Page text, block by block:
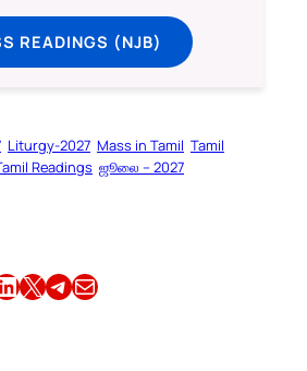
READINGS (NJB)
Liturgy-2027 Mass in Tamil Tamil
Readings ஜூலை – 2027
Share this article on X Share this article on TelegramEmail this Article